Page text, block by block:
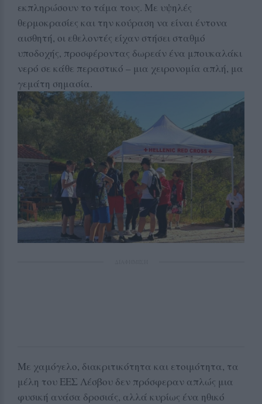
εκπληρώσουν το τάμα τους. Με υψηλές
θερμοκρασίες και την κούραση να είναι έντονα
αισθητή, οι εθελοντές είχαν στήσει σταθμό
υποδοχής, προσφέροντας δωρεάν ένα μπουκαλάκι
νερό σε κάθε περαστικό – μια χειρονομία απλή, μα
γεμάτη σημασία.
Με χαμόγελο, διακριτικότητα και ετοιμότητα, τα
μέλη του ΕΕΣ Λέσβου δεν πρόσφεραν απλώς μια
φυσική ανάσα δροσιάς, αλλά κυρίως ένα ηθικό